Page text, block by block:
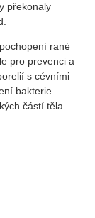
překonaly
rané
pro prevenci a
s cévními
bakterie
částí těla.